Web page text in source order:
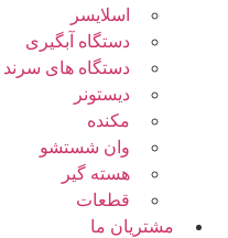
اسلایسر
دستگاه آبگیری
دستگاه های سرند
دیستونر
مکنده
وان شستشو
هسته گیر
قطعات
مشتریان ما